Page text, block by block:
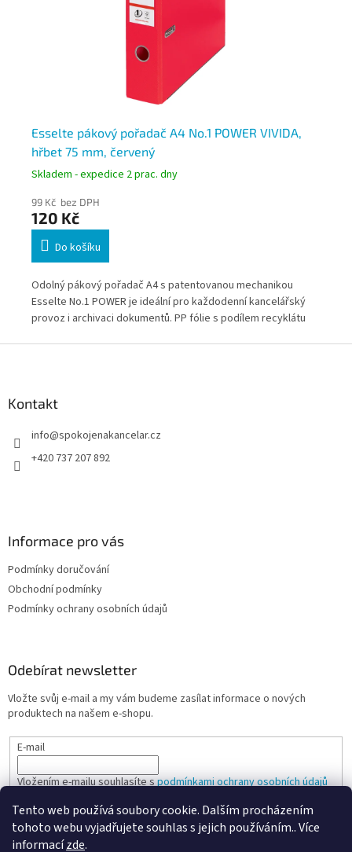
Tento web používá soubory cookie. Dalším procházením
tohoto webu vyjadřujete souhlas s jejich používáním.. Více
informacízde.
Esselte pákový pořadač A4 No.1 POWER VIVIDA,
hřbet 75 mm, červený
Skladem - expedice 2 prac. dny
99 Kč bez DPH
120 Kč
Do košíku
Odolný pákový pořadač A4 s patentovanou mechanikou
Esselte No.1 POWER je ideální pro každodenní kancelářský
provoz i archivaci dokumentů. PP fólie s podílem recyklátu
Kontakt
info@spokojenakancelar.cz
+420 737 207 892
Informace pro vás
Podmínky doručování
Obchodní podmínky
Podmínky ochrany osobních údajů
Odebírat newsletter
Vložte svůj e-mail a my vám budeme zasílat informace o nových
produktech na našem e-shopu.
E-mail
Vložením e-mailu souhlasíte spodmínkami ochrany osobních údajů
PŘIHLÁSIT SE